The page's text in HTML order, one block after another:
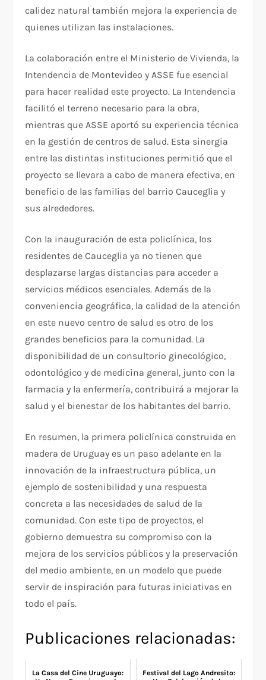
calidez natural también mejora la experiencia de
quienes utilizan las instalaciones.
La colaboración entre el Ministerio de Vivienda, la
Intendencia de Montevideo y ASSE fue esencial
para hacer realidad este proyecto. La Intendencia
facilitó el terreno necesario para la obra,
mientras que ASSE aportó su experiencia técnica
en la gestión de centros de salud. Esta sinergia
entre las distintas instituciones permitió que el
proyecto se llevara a cabo de manera efectiva, en
beneficio de las familias del barrio Cauceglia y
sus alrededores.
Con la inauguración de esta policlínica, los
residentes de Cauceglia ya no tienen que
desplazarse largas distancias para acceder a
servicios médicos esenciales. Además de la
conveniencia geográfica, la calidad de la atención
en este nuevo centro de salud es otro de los
grandes beneficios para la comunidad. La
disponibilidad de un consultorio ginecológico,
odontológico y de medicina general, junto con la
farmacia y la enfermería, contribuirá a mejorar la
salud y el bienestar de los habitantes del barrio.
En resumen, la primera policlínica construida en
madera de Uruguay es un paso adelante en la
innovación de la infraestructura pública, un
ejemplo de sostenibilidad y una respuesta
concreta a las necesidades de salud de la
comunidad. Con este tipo de proyectos, el
gobierno demuestra su compromiso con la
mejora de los servicios públicos y la preservación
del medio ambiente, en un modelo que puede
servir de inspiración para futuras iniciativas en
todo el país.
Publicaciones relacionadas:
La Casa del Cine Uruguayo:
Festival del Lago Andresito: